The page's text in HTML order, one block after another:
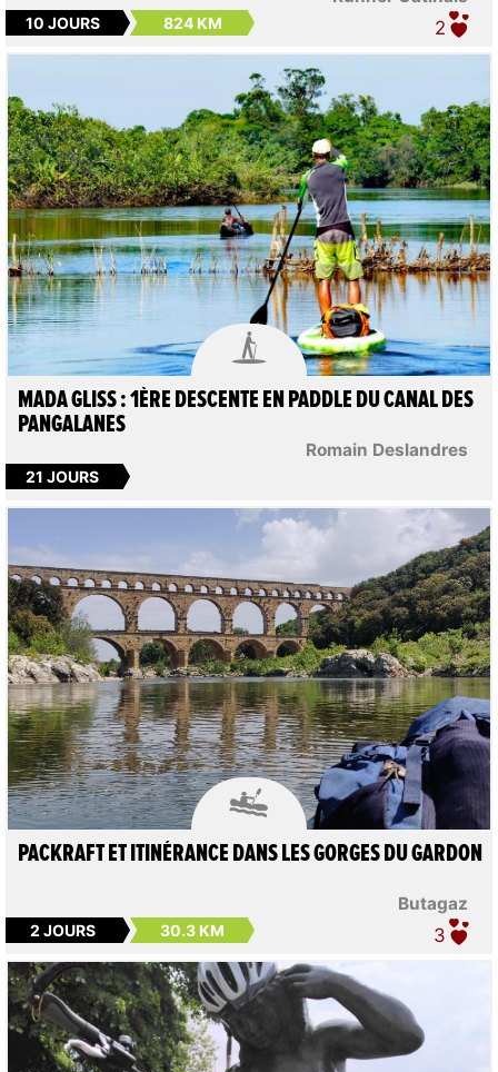
10 JOURS 824 KM 2

Romain Deslandres
MADA GLISS : 1ÈRE DESCENTE EN PADDLE DU CANAL DES
PANGALANES
21 JOURS

Butagaz
PACKRAFT ET ITINÉRANCE DANS LES GORGES DU GARDON
2 JOURS 30.3 KM 3